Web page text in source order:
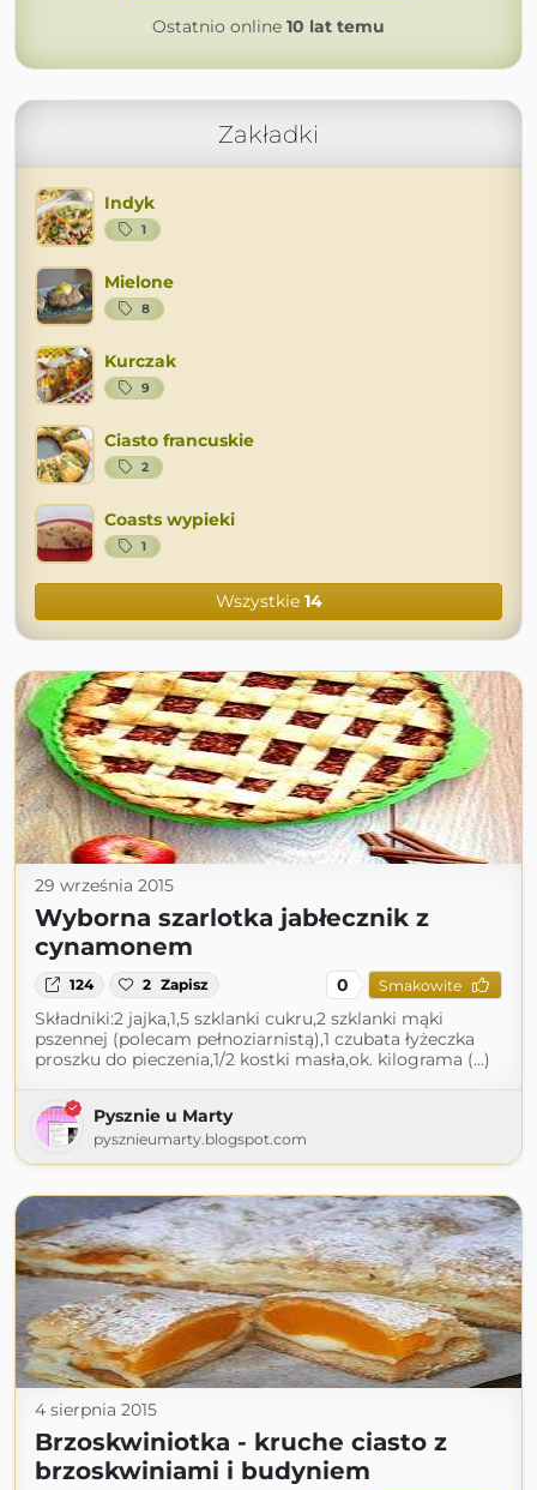
Ostatnio online 10 lat temu
Zakładki
Indyk
1
Mielone
8
Kurczak
9
Ciasto francuskie
2
Coasts wypieki
1
Wszystkie 14
29 września 2015
Wyborna szarlotka jabłecznik z
cynamonem
124 2 Zapisz 0 Smakowite
Składniki:2 jajka,1,5 szklanki cukru,2 szklanki mąki
pszennej (polecam pełnoziarnistą),1 czubata łyżeczka
proszku do pieczenia,1/2 kostki masła,ok. kilograma (...)
Pysznie u Marty
pysznieumarty.blogspot.com
4 sierpnia 2015
Brzoskwiniotka - kruche ciasto z
brzoskwiniami i budyniem